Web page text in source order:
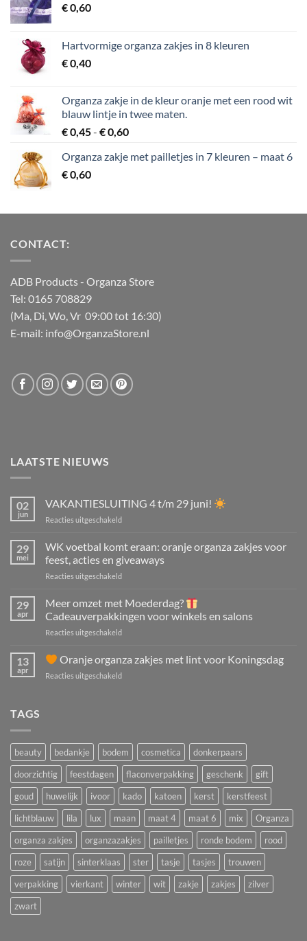
€0,60
Hartvormige organza zakjes in 8 kleuren
€0,40
Organza zakje in de kleur oranje met een rood wit
blauw lintje in twee maten.
€0,45- €0,60Prijsklasse:
tot
Organza zakje met pailletjes in 7 kleuren – maat 6
€0,60
CONTACT:
ADB Products- Organza Store
Tel: 0165 708829
(Ma, Di, Wo, Vr 09:00 tot 16:30)
E-mail: info@OrganzaStore.nl
LAATSTE NIEUWS
02
jun
VAKANTIESLUITING 4 t/m 29 juni!
Reacties uitgeschakeldvoor
29
juni!
29
mei
WK voetbal komt eraan: oranje organza zakjes voor
feest, acties en giveaways
Reacties uitgeschakeldvoor
voetbal
eraan:
oranje
zakjes
feest,
29
apr
Meer omzet met Moederdag?
Cadeauverpakkingen voor winkels en salons
Reacties uitgeschakeldvoor
Moederdag?
13
apr
Oranje organza zakjes met lint voor Koningsdag
Reacties uitgeschakeldvoor
lint
voor
Koningsdag
TAGS
beauty bedankje bodem cosmetica
donkerpaars
doorzichtig
feestdagen flaconverpakking geschenk
gift
goud
huwelijk ivoor kado katoen kerst
kerstfeest
lichtblauw
lila lux maan maat 4 maat 6 mix
Organza
organza zakjes
organzazakjes pailletjes ronde bodem
rood
roze
satijn sinterklaas ster tasje tasjes
trouwen
verpakking
vierkant winter wit zakje zakjes
zilver
zwart